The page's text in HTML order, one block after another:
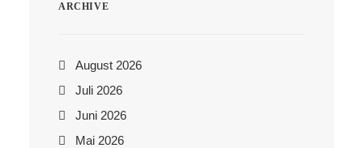
ARCHIVE
August 2026
Juli 2026
Juni 2026
Mai 2026